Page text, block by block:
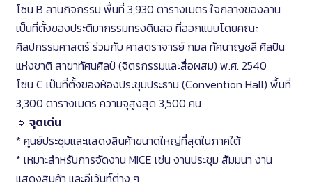
โซน B ลานกิจกรรม พื้นที่ 3,930 ตารางเมตร ใจกลางของลาน
เป็นที่ตั้งของประติมากรรมทรงดินสอ ที่ออกแบบโดยคณะ
ศิลปกรรมศาสตร์ ร่วมกับ ศาสตราจารย์ กมล ทัศนาญชลี ศิลปิน
แห่งชาติ สาขาทัศนศิลป์ (จิตรกรรมและสื่อผสม) พ.ศ. 2540
โซน C เป็นที่ตั้งของห้องประชุมประธาน (Convention Hall) พื้นที่
3,300 ตารางเมตร ความจุสูงสุด 3,500 คน
🔹 จุดเด่น
* ศูนย์ประชุมและแสดงสินค้าขนาดใหญ่ที่สุดในภาคใต้
* เหมาะสำหรับการจัดงาน MICE เช่น งานประชุม สัมมนา งาน
แสดงสินค้า และอีเว้นท์ต่าง ๆ